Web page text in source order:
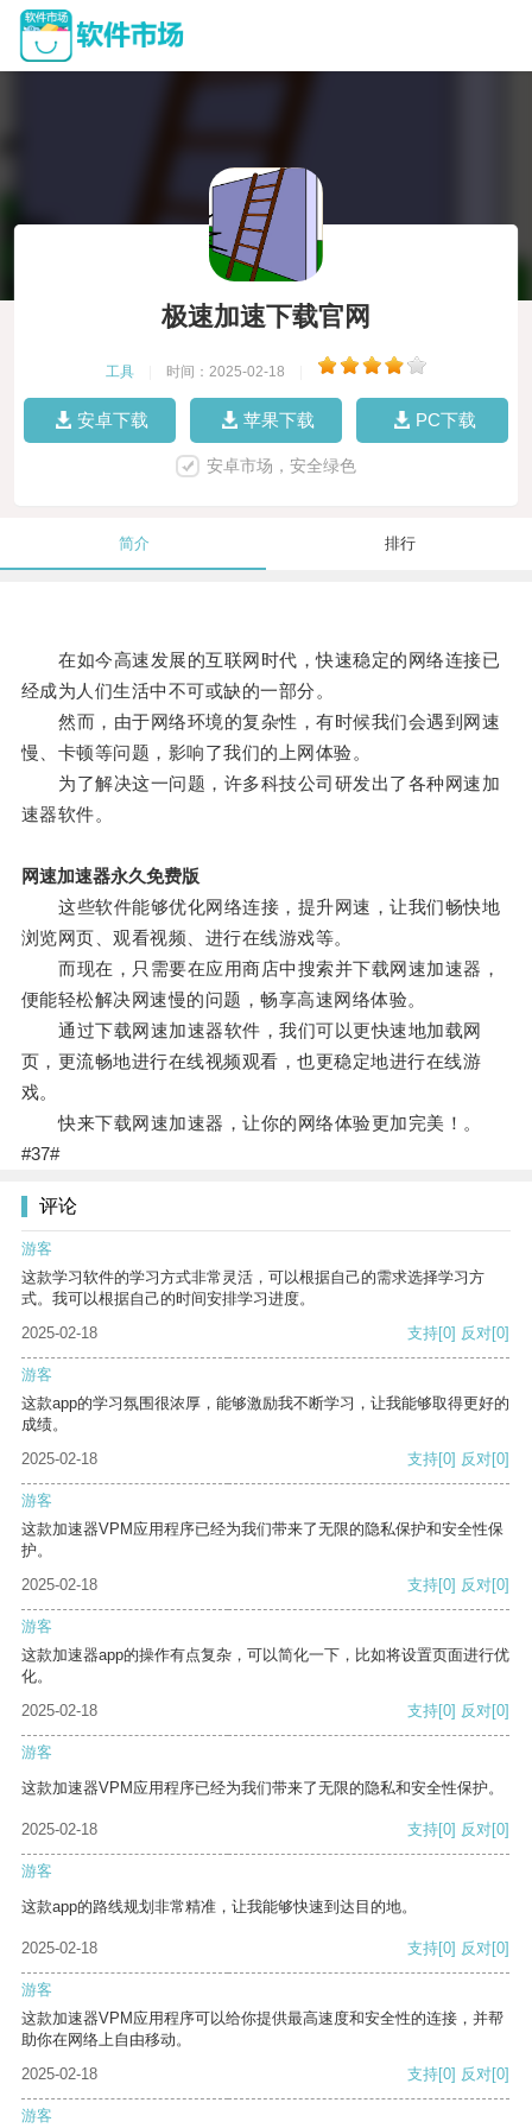
极速加速下载官网
工具 时间：2025-02-18
安卓下载 苹果下载 PC下载
安卓市场，安全绿色
简介 排行
在如今高速发展的互联网时代，快速稳定的网络连接已
经成为人们生活中不可或缺的一部分。
然而，由于网络环境的复杂性，有时候我们会遇到网速
慢、卡顿等问题，影响了我们的上网体验。
为了解决这一问题，许多科技公司研发出了各种网速加
速器软件。
网速加速器永久免费版
这些软件能够优化网络连接，提升网速，让我们畅快地
浏览网页、观看视频、进行在线游戏等。
而现在，只需要在应用商店中搜索并下载网速加速器，
便能轻松解决网速慢的问题，畅享高速网络体验。
通过下载网速加速器软件，我们可以更快速地加载网
页，更流畅地进行在线视频观看，也更稳定地进行在线游
戏。
快来下载网速加速器，让你的网络体验更加完美！。
#37#
评论
游客
这款学习软件的学习方式非常灵活，可以根据自己的需求选择学习方
式。我可以根据自己的时间安排学习进度。
2025-02-18
支持[0] 反对[0]
游客
这款app的学习氛围很浓厚，能够激励我不断学习，让我能够取得更好的
成绩。
2025-02-18
支持[0] 反对[0]
游客
这款加速器VPM应用程序已经为我们带来了无限的隐私保护和安全性保
护。
2025-02-18
支持[0] 反对[0]
游客
这款加速器app的操作有点复杂，可以简化一下，比如将设置页面进行优
化。
2025-02-18
支持[0] 反对[0]
游客
这款加速器VPM应用程序已经为我们带来了无限的隐私和安全性保护。
2025-02-18 支持[0] 反对[0]
游客
这款app的路线规划非常精准，让我能够快速到达目的地。
2025-02-18 支持[0] 反对[0]
游客
这款加速器VPM应用程序可以给你提供最高速度和安全性的连接，并帮
助你在网络上自由移动。
2025-02-18
支持[0] 反对[0]
游客